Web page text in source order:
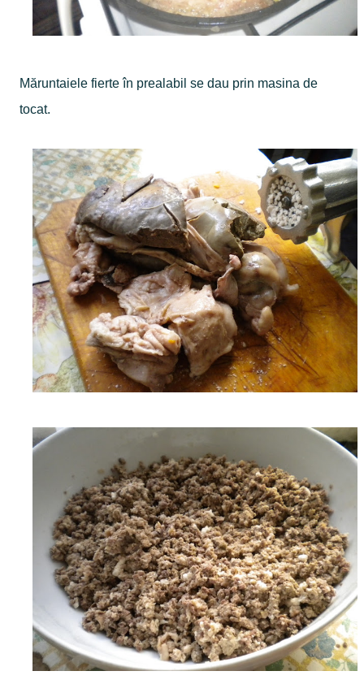
Măruntaiele fierte în prealabil se dau prin masina de
tocat.